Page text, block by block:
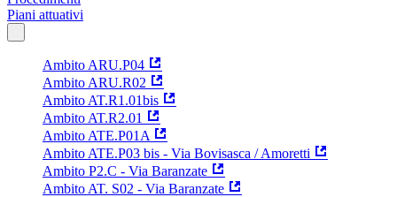
Piani attuativi
Ambito ARU.P04
Ambito ARU.R02
Ambito AT.R1.01bis
Ambito AT.R2.01
Ambito ATE.P01A
Ambito ATE.P03 bis - Via Bovisasca / Amoretti
Ambito P2.C - Via Baranzate
Ambito AT. S02 - Via Baranzate